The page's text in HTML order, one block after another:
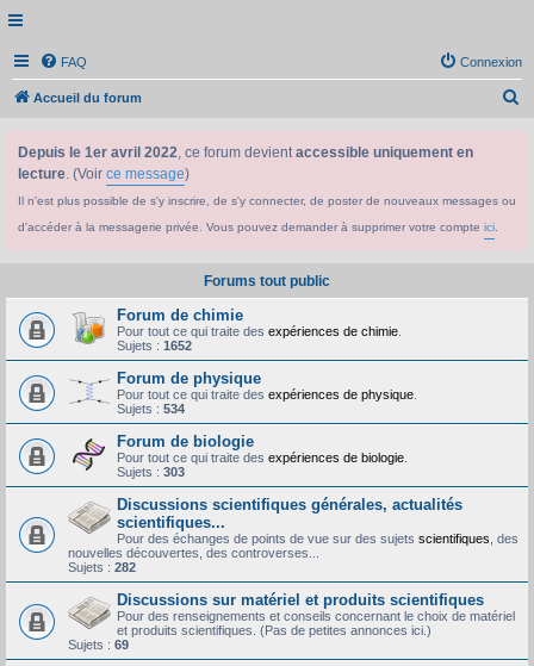
FAQ Connexion
Accueil du forum
h
Depuis le 1er avril 2022, ce forum devientaccessible uniquement en
lecture. (Voir ce message)
Il n'est plus possible de s'y inscrire, de s'y connecter, de poster de nouveaux messages ou
d'accéder à la messagerie privée. Vous pouvez demander à supprimer votre compte ici
Forums tout public
Forum de chimie
Pour tout ce qui traite des expériences de chimie
Sujets : 1652
Forum de physique
Pour tout ce qui traite des expériences de physique
Sujets : 534
Forum de biologie
Pour tout ce qui traite des expériences de biologie
Sujets : 303
Discussions scientifiques générales, actualités
scientifiques...
Pour des échanges de points de vue sur des sujets scientifiques , des
nouvelles découvertes, des controverses...
Sujets : 282
Discussions sur matériel et produits scientifiques
Pour des renseignements et conseils concernant le choix de matériel
et produits scientifiques. (Pas de petites annonces ici.)
Sujets : 69